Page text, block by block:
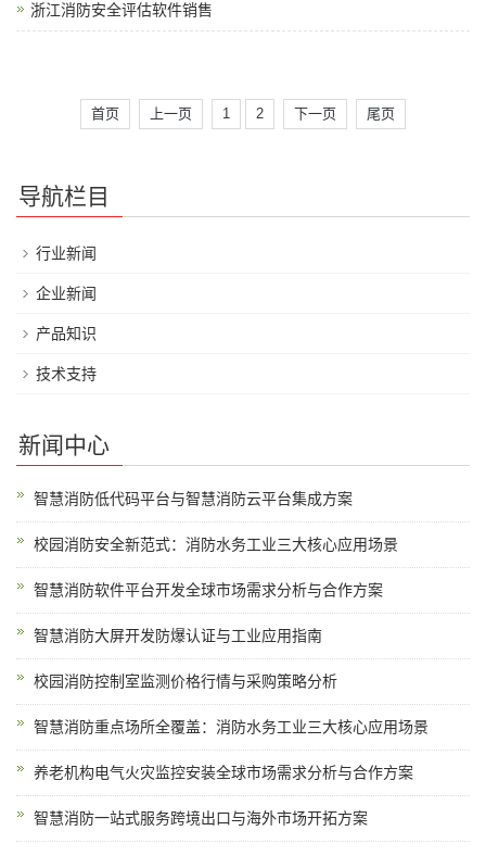
浙江消防安全评估软件销售
首页 上一页 1 2 下一页 尾页
导航栏目
行业新闻
企业新闻
产品知识
技术支持
新闻中心
智慧消防低代码平台与智慧消防云平台集成方案
校园消防安全新范式：消防水务工业三大核心应用场景
智慧消防软件平台开发全球市场需求分析与合作方案
智慧消防大屏开发防爆认证与工业应用指南
校园消防控制室监测价格行情与采购策略分析
智慧消防重点场所全覆盖：消防水务工业三大核心应用场景
养老机构电气火灾监控安装全球市场需求分析与合作方案
智慧消防一站式服务跨境出口与海外市场开拓方案